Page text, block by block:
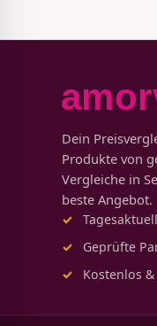
Dein
Produkte von
Vergleiche in
beste Angebot.
Geprüfte
Kostenlos